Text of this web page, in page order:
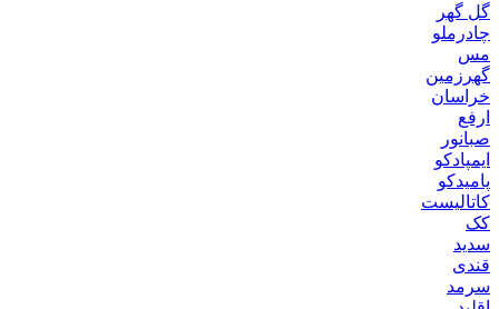
گل گهر
چادرملو
مس
گهرزمین
خراسان
ارفع
صبانور
ایمپادکو
پامیدکو
کاتالیست
کک
سدید
قندی
سرمد